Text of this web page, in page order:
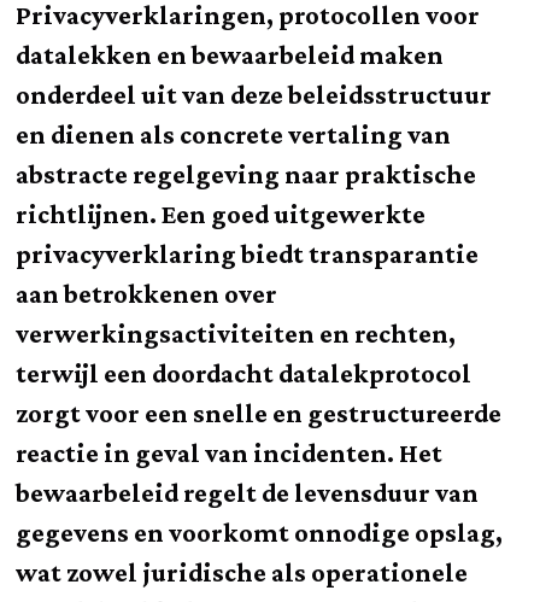
Privacyverklaringen, protocollen voor
datalekken en bewaarbeleid maken
onderdeel uit van deze beleidsstructuur
en dienen als concrete vertaling van
abstracte regelgeving naar praktische
richtlijnen. Een goed uitgewerkte
privacyverklaring biedt transparantie
aan betrokkenen over
verwerkingsactiviteiten en rechten,
terwijl een doordacht datalekprotocol
zorgt voor een snelle en gestructureerde
reactie in geval van incidenten. Het
bewaarbeleid regelt de levensduur van
gegevens en voorkomt onnodige opslag,
wat zowel juridische als operationele